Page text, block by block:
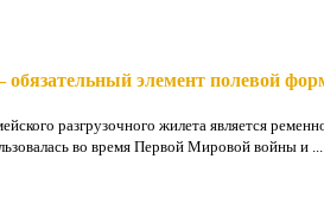
обязательный элемент полевой
разгрузочного жилета является
во время Первой Мировой войны и ...